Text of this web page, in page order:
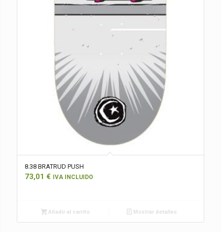
8.38 BRATRUD PUSH
73,01 € IVA INCLUIDO
Añadir al carrito Mostrar detalles